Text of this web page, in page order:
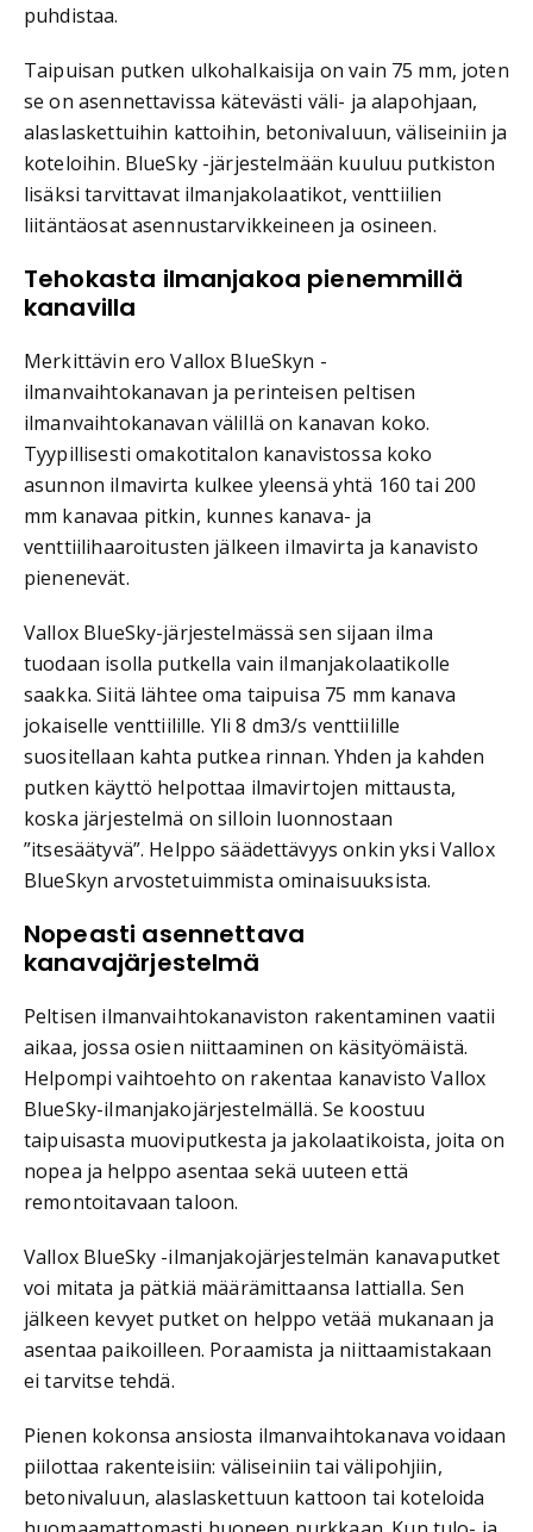
puhdistaa.
Taipuisan putken ulkohalkaisija on vain 75 mm, joten
se on asennettavissa kätevästi väli- ja alapohjaan,
alaslaskettuihin kattoihin, betonivaluun, väliseiniin ja
koteloihin. BlueSky -järjestelmään kuuluu putkiston
lisäksi tarvittavat ilmanjakolaatikot, venttiilien
liitäntäosat asennustarvikkeineen ja osineen.
Tehokasta ilmanjakoa pienemmillä
kanavilla
Merkittävin ero Vallox BlueSkyn -
ilmanvaihtokanavan ja perinteisen peltisen
ilmanvaihtokanavan välillä on kanavan koko.
Tyypillisesti omakotitalon kanavistossa koko
asunnon ilmavirta kulkee yleensä yhtä 160 tai 200
mm kanavaa pitkin, kunnes kanava- ja
venttiilihaaroitusten jälkeen ilmavirta ja kanavisto
pienenevät.
Vallox BlueSky-järjestelmässä sen sijaan ilma
tuodaan isolla putkella vain ilmanjakolaatikolle
saakka. Siitä lähtee oma taipuisa 75 mm kanava
jokaiselle venttiilille. Yli 8 dm3/s venttiilille
suositellaan kahta putkea rinnan. Yhden ja kahden
putken käyttö helpottaa ilmavirtojen mittausta,
koska järjestelmä on silloin luonnostaan
”itsesäätyvä”. Helppo säädettävyys onkin yksi Vallox
BlueSkyn arvostetuimmista ominaisuuksista.
Nopeasti asennettava
kanavajärjestelmä
Peltisen ilmanvaihtokanaviston rakentaminen vaatii
aikaa, jossa osien niittaaminen on käsityömäistä.
Helpompi vaihtoehto on rakentaa kanavisto Vallox
BlueSky-ilmanjakojärjestelmällä. Se koostuu
taipuisasta muoviputkesta ja jakolaatikoista, joita on
nopea ja helppo asentaa sekä uuteen että
remontoitavaan taloon.
Vallox BlueSky -ilmanjakojärjestelmän kanavaputket
voi mitata ja pätkiä määrämittaansa lattialla. Sen
jälkeen kevyet putket on helppo vetää mukanaan ja
asentaa paikoilleen. Poraamista ja niittaamistakaan
ei tarvitse tehdä.
Pienen kokonsa ansiosta ilmanvaihtokanava voidaan
piilottaa rakenteisiin: väliseiniin tai välipohjiin,
betonivaluun, alaslaskettuun kattoon tai koteloida